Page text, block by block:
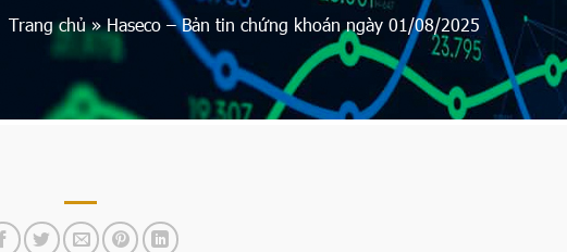
Trang chủ»Haseco – Bản tin chứng khoán ngày 01/08/2025